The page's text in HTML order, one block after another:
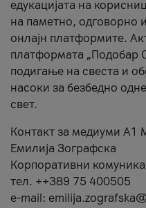
едукацијата на
на паметно, одговорно
онлајн платформите.
платформата „Подобар
подигање на свеста и
насоки за безбедно
свет.
Контакт за медиуми А1
Емилија Зографска
Корпоративни
тел. ++389 75 400505
e-mail: